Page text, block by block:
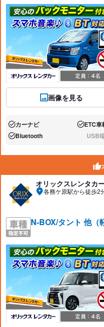
画像を見る
あり:カーナビ あり:ETC車
あり:Bluetooth なし:USB
オリックスレンタカ
各務ケ原駅から徒歩2
N-BOX/タント 他（